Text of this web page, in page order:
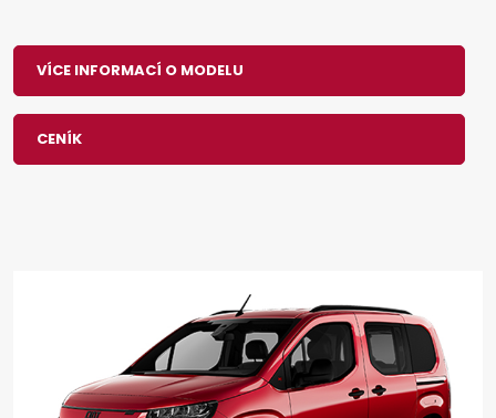
VÍCE INFORMACÍ O MODELU
CENÍK